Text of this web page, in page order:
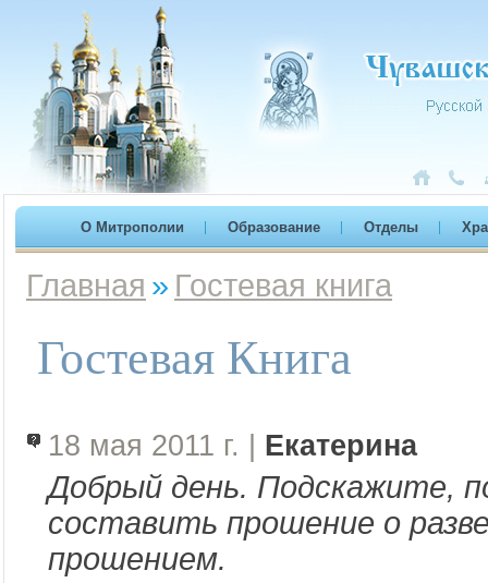
О Митрополии Образование Отделы
Главная » Гостевая книга
Гостевая Книга
18 мая 2011 г. | Екатерина
Добрый день. Подскажите,
составить прошение о
прошением.